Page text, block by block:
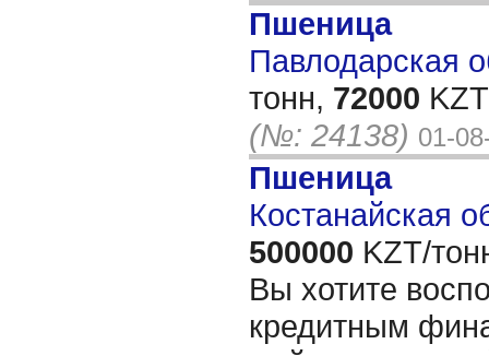
Пшеница
Павлодарская
тонн, 72000
(№: 24138) 01-
Пшеница
Костанайская
500000 KZT/
Вы хотите
кредитным